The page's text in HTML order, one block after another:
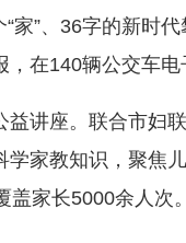
家”、36字的新时
，在140辆公交车
座。联合市妇联
学家教知识，聚焦
盖家长5000余人次